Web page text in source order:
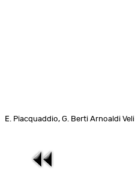
E. Piacquaddio, G. Berti Arnoaldi Veli